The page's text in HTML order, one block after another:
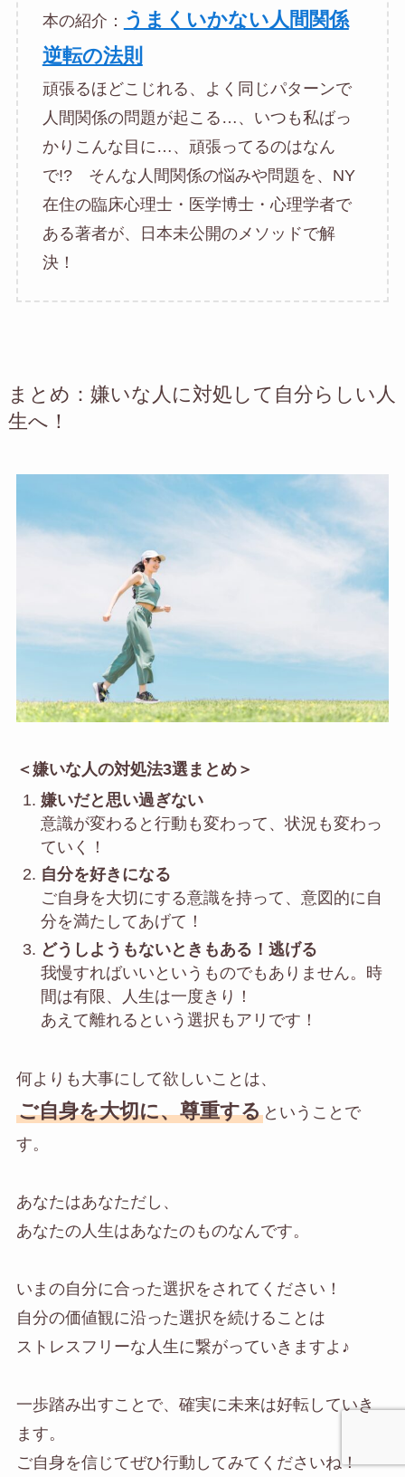
本の紹介： うまくいかない人間関係
逆転の法則
頑張るほどこじれる、よく同じパターンで
人間関係の問題が起こる…、いつも私ばっ
かりこんな目に…、頑張ってるのはなん
で!? そんな人間関係の悩みや問題を、NY
在住の臨床心理士・医学博士・心理学者で
ある著者が、日本未公開のメソッドで解
決！
まとめ：嫌いな人に対処して自分らしい人
生へ！
＜嫌いな人の対処法3選まとめ＞
嫌いだと思い過ぎない
意識が変わると行動も変わって、状況も変わっ
ていく！
自分を好きになる
ご自身を大切にする意識を持って、意図的に自
分を満たしてあげて！
どうしようもないときもある！逃げる
我慢すればいいというものでもありません。時
間は有限、人生は一度きり！
あえて離れるという選択もアリです！
何よりも大事にして欲しいことは、
ご自身を大切に、尊重するということで
す。
あなたはあなただし、
あなたの人生はあなたのものなんです。
いまの自分に合った選択をされてください！
自分の価値観に沿った選択を続けることは
ストレスフリーな人生に繋がっていきますよ♪
一歩踏み出すことで、確実に未来は好転していき
ます。
ご自身を信じてぜひ行動してみてくださいね！